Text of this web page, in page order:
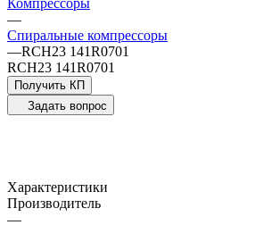
—
Спиральные компрессоры
—RCH23 141R0701
RCH23 141R0701
Получить КП
Задать вопрос
Характеристики
Производитель
—